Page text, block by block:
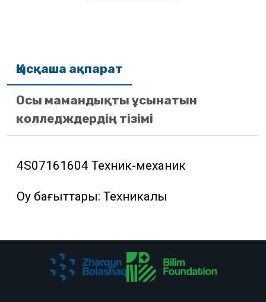
Қысқаша ақпарат
Осы мамандықты ұсынатын
колледждердің тізімі
4S07161604 Техник-механик
Оқу бағыттары: Техникалық